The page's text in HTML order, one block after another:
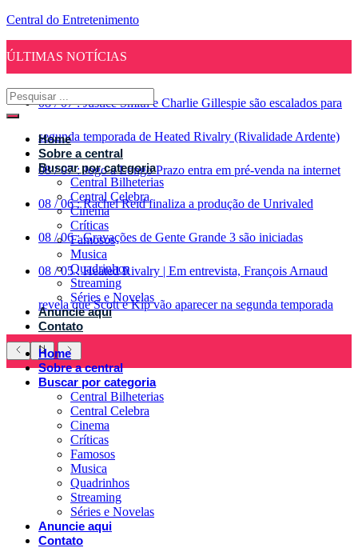
Central do Entretenimento
ÚLTIMAS NOTÍCIAS
08 / 07 : Justice Smith e Charlie Gillespie são escalados para
segunda temporada de Heated Rivalry (Rivalidade Ardente)
08 / 07 : Jogo a Longo Prazo entra em pré-venda na internet
08 / 06 : Rachel Reid finaliza a produção de Unrivaled
08 / 06 : Gravações de Gente Grande 3 são iniciadas
08 / 05 : Heated Rivalry | Em entrevista, François Arnaud
revela que Scott e Kip vão aparecer na segunda temporada
Home
Sobre a central
Buscar por categoria
Central Bilheterias
Central Celebra
Cinema
Críticas
Famosos
Musica
Quadrinhos
Streaming
Séries e Novelas
Anuncie aqui
Contato
Home
Sobre a central
Buscar por categoria
Central Bilheterias
Central Celebra
Cinema
Críticas
Famosos
Musica
Quadrinhos
Streaming
Séries e Novelas
Anuncie aqui
Contato